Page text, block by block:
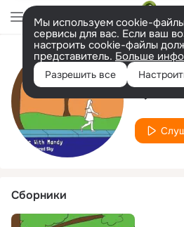
Мы используем cookie-
сервисы для вас. Если ваш
настроить cookie-файлы
представитель. Больше
Разрешить все
Quinn
Сборники